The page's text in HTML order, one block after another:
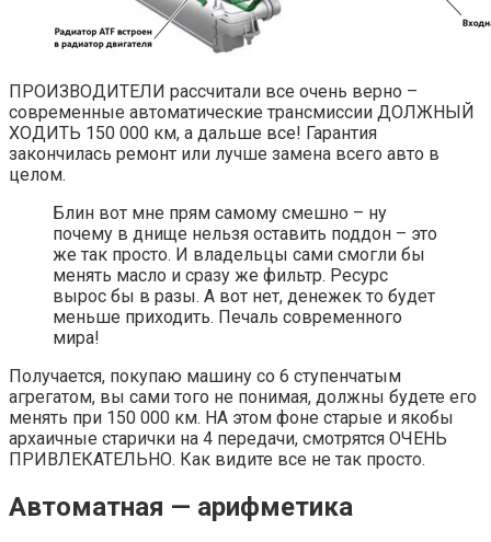
ПРОИЗВОДИТЕЛИ рассчитали все очень верно –
современные автоматические трансмиссии ДОЛЖНЫЙ
ХОДИТЬ 150 000 км, а дальше все! Гарантия
закончилась ремонт или лучше замена всего авто в
целом.
Блин вот мне прям самому смешно – ну
почему в днище нельзя оставить поддон – это
же так просто. И владельцы сами смогли бы
менять масло и сразу же фильтр. Ресурс
вырос бы в разы. А вот нет, денежек то будет
меньше приходить. Печаль современного
мира!
Получается, покупаю машину со 6 ступенчатым
агрегатом, вы сами того не понимая, должны будете его
менять при 150 000 км. НА этом фоне старые и якобы
архаичные старички на 4 передачи, смотрятся ОЧЕНЬ
ПРИВЛЕКАТЕЛЬНО. Как видите все не так просто.
Автоматная — арифметика